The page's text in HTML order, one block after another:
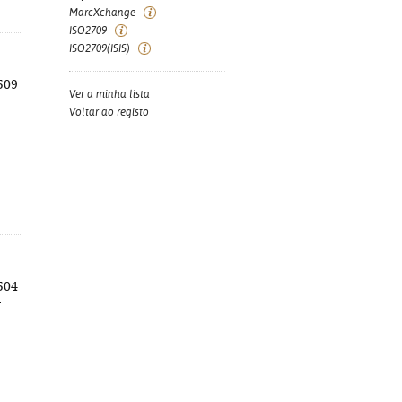
MarcXchange
ISO2709
ISO2709(ISIS)
Ver a minha lista
Voltar ao registo